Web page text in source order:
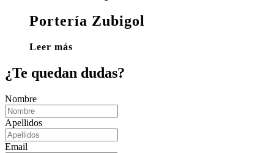
Portería Zubigol
Leer más
¿Te quedan dudas?
Nombre
Apellidos
Email